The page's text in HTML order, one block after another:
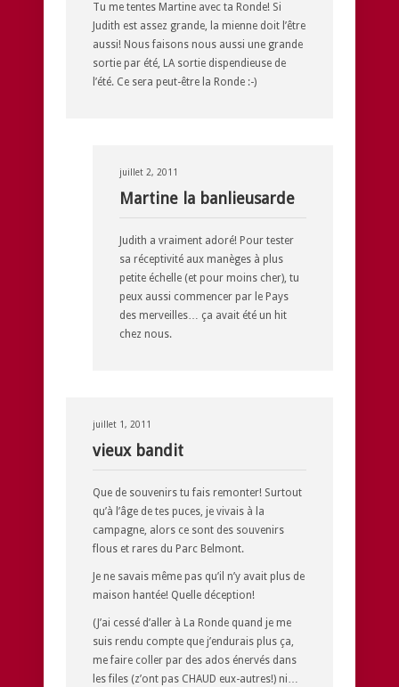
Tu me tentes Martine avec ta Ronde! Si
Judith est assez grande, la mienne doit l’être
aussi! Nous faisons nous aussi une grande
sortie par été, LA sortie dispendieuse de
l’été. Ce sera peut-être la Ronde :-)
juillet 2, 2011
Martine la banlieusarde
Judith a vraiment adoré! Pour tester
sa réceptivité aux manèges à plus
petite échelle (et pour moins cher), tu
peux aussi commencer par le Pays
des merveilles… ça avait été un hit
chez nous.
juillet 1, 2011
vieux bandit
Que de souvenirs tu fais remonter! Surtout
qu’à l’âge de tes puces, je vivais à la
campagne, alors ce sont des souvenirs
flous et rares du Parc Belmont.
Je ne savais même pas qu’il n’y avait plus de
maison hantée! Quelle déception!
(J’ai cessé d’aller à La Ronde quand je me
suis rendu compte que j’endurais plus ça,
me faire coller par des ados énervés dans
les files (z’ont pas CHAUD eux-autres!) ni…